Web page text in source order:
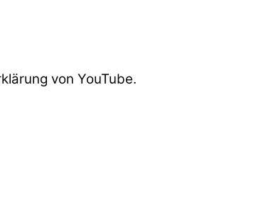
von YouTube.